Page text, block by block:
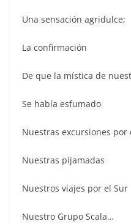
Una sensación agridulce;
La confirmación
De que la mística de
Se había esfumado
Nuestras excursiones por
Nuestras pijamadas
Nuestros viajes por el Sur
Nuestro Grupo Scala…